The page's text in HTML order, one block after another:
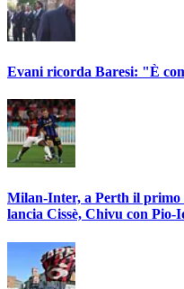
Evani ricorda Baresi: "È
Milan-Inter, a Perth il primo
lancia Cissè, Chivu con